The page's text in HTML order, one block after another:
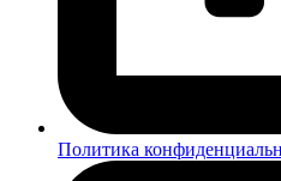
Политика